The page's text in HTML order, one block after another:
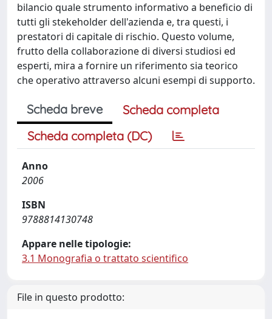
bilancio quale strumento informativo a beneficio di
tutti gli stekeholder dell'azienda e, tra questi, i
prestatori di capitale di rischio. Questo volume,
frutto della collaborazione di diversi studiosi ed
esperti, mira a fornire un riferimento sia teorico
che operativo attraverso alcuni esempi di supporto.
Scheda breve
Scheda completa
Scheda completa (DC)
Anno
2006
ISBN
9788814130748
Appare nelle tipologie:
3.1 Monografia o trattato scientifico
File in questo prodotto: